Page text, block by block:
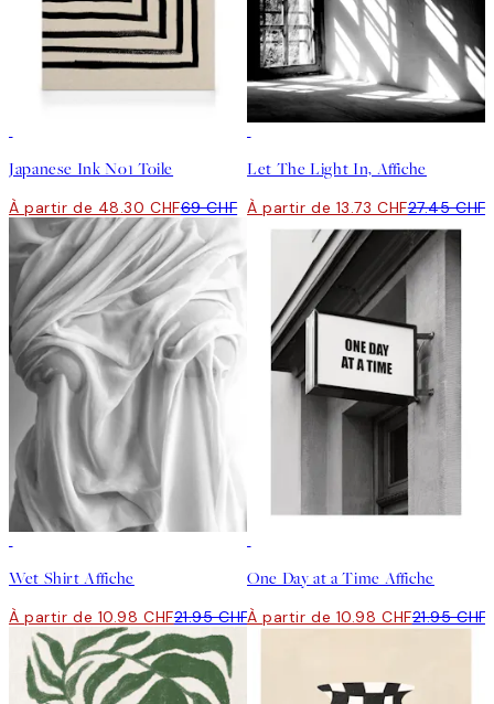
Japanese Ink No1 Toile
À partir de 48.30 CHF69 CHF
Let The Light In, Affiche
À partir de 13.73 CHF27.45 CHF
Wet Shirt Affiche
À partir de 10.98 CHF21.95 CHF
One Day at a Time Affiche
À partir de 10.98 CHF21.95 CHF